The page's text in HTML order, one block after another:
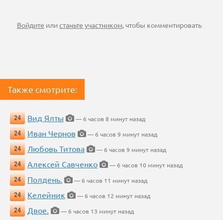
Войдите илистаньте участником, чтобы комментировать
Также смотрите:
24 Вид Ялты
— 6 часов 8 минут назад
24
Иван Чернов
— 6 часов 9 минут назад
24
Любовь Титова
— 6 часов 9 минут назад
24
Алексей Савченко
— 6 часов 10 минут назад
24
Полдень.
— 6 часов 11 минут назад
24
Келейник
— 6 часов 12 минут назад
24
Двое.
— 6 часов 13 минут назад